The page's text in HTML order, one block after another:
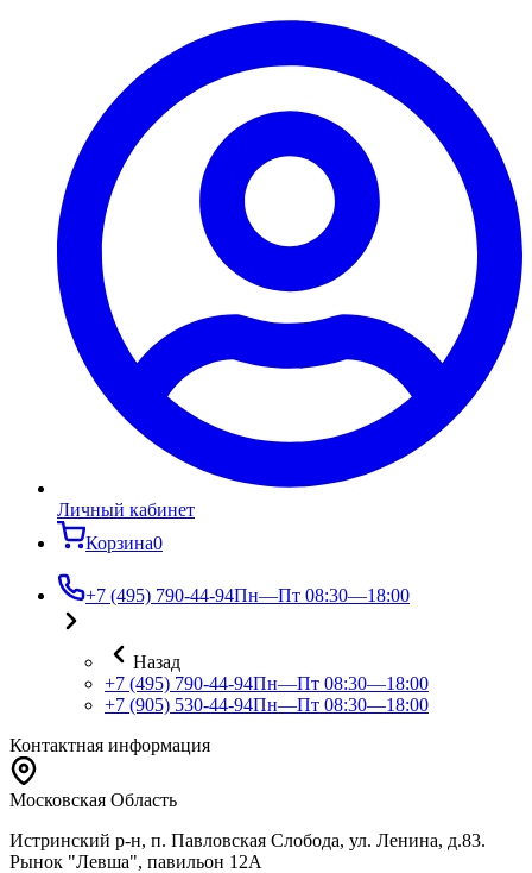
Личный кабинет
Корзина0
+7 (495) 790-44-94Пн—Пт 08:30—18:00
Назад
+7 (495) 790-44-94Пн—Пт 08:30—18:00
+7 (905) 530-44-94Пн—Пт 08:30—18:00
Контактная информация
Московская Область
Истринский р-н, п. Павловская Слобода, ул. Ленина, д.83.
Рынок "Левша", павильон 12A